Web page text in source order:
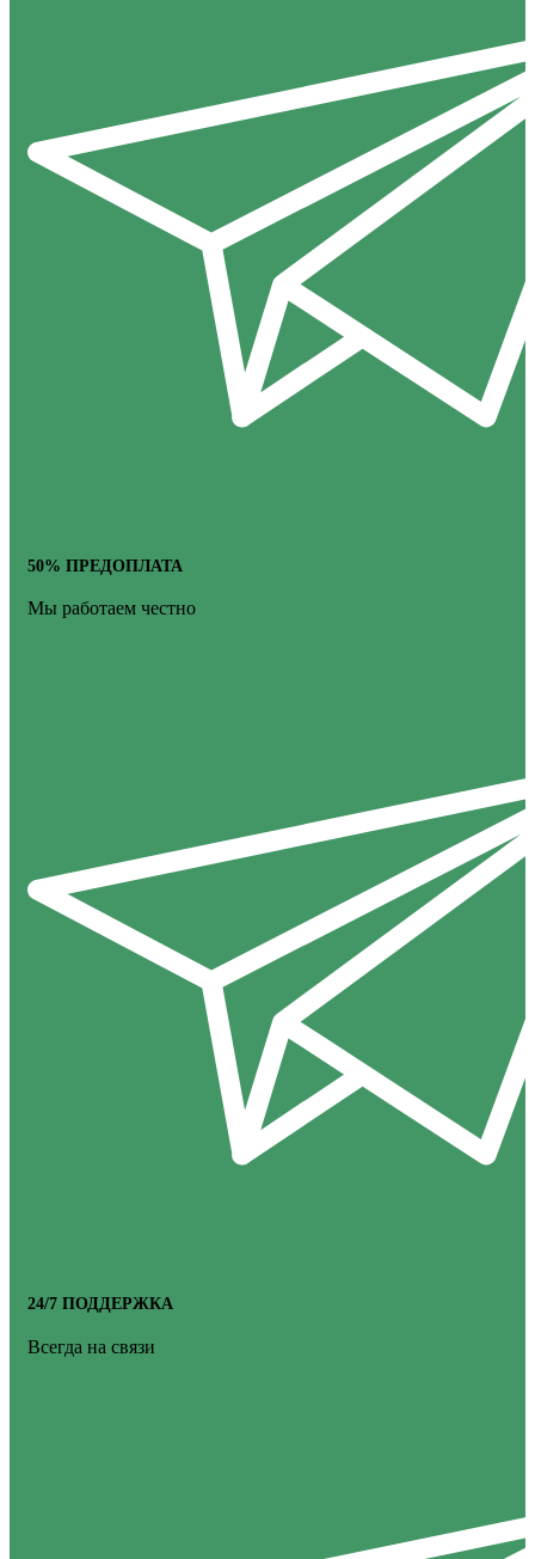
50% ПРЕДОПЛАТА
Мы работаем честно
24/7 ПОДДЕРЖКА
Всегда на связи